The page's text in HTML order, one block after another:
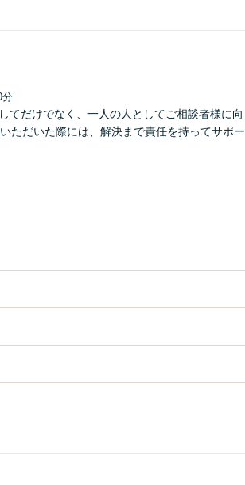
分
てだけでなく、一人の人としてご相談者様に
ただいた際には、解決まで責任を持ってサポ